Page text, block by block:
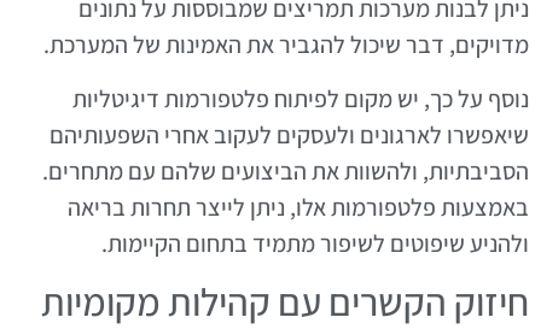
ניתן לבנות מערכות תמריצים שמבוססות על נתונים
מדויקים, דבר שיכול להגביר את האמינות של המערכת.
נוסף על כך, יש מקום לפיתוח פלטפורמות דיגיטליות
שיאפשרו לארגונים ולעסקים לעקוב אחרי השפעותיהם
הסביבתיות, ולהשוות את הביצועים שלהם עם מתחרים.
באמצעות פלטפורמות אלו, ניתן לייצר תחרות בריאה
ולהניע שיפוטים לשיפור מתמיד בתחום הקיימות.
חיזוק הקשרים עם קהילות מקומיות